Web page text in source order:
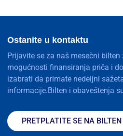
Ostanite u kontaktu
Prijavite se za naš mesečni
mogućnosti finansiranja priča i
izabrati da primate nedeljni
informacije.Bilten i obaveštenja
PRETPLATITE SE NA BILTEN